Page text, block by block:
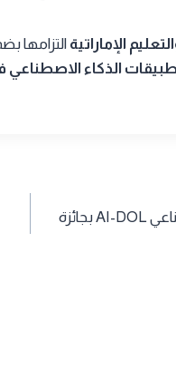
الإماراتية التزامها
الذكاء الاصطناعي
Bybit تطلق أول مسابقة ذكاء اصطناعي AI-DOL بجائزة